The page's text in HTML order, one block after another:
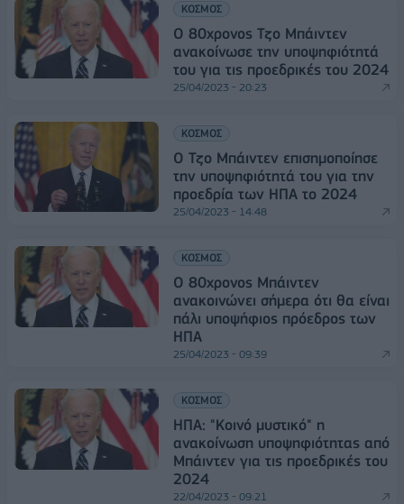
ΚΟΣΜΟΣ
Ο 80χρονος Τζο Μπάιντεν
ανακοίνωσε την υποψηφιότητά
του για τις προεδρικές του 2024
25/04/2023 - 20:23
ΚΟΣΜΟΣ
Ο Τζο Μπάιντεν επισημοποίησε
την υποψηφιότητά του για την
προεδρία των ΗΠΑ το 2024
25/04/2023 - 14:48
ΚΟΣΜΟΣ
Ο 80χρονος Μπάιντεν
ανακοινώνει σήμερα ότι θα είναι
πάλι υποψήφιος πρόεδρος των
ΗΠΑ
25/04/2023 - 09:39
ΚΟΣΜΟΣ
ΗΠΑ: "Κοινό μυστικό" η
ανακοίνωση υποψηφιότητας από
Μπάιντεν για τις προεδρικές του
2024
22/04/2023 - 09:21